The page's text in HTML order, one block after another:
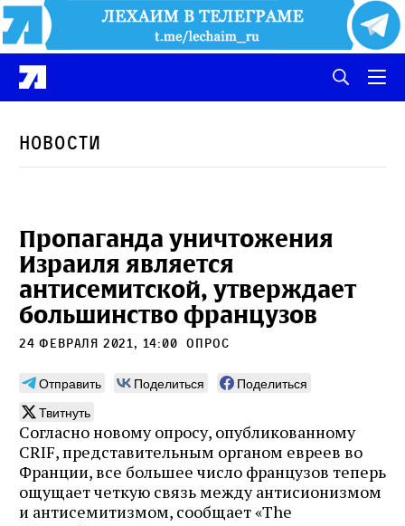
Новости
Пропаганда уничтожения
Израиля является
антисемитской, утверждает
большинство французов
24 февраля 2021, 14:00 опрос
Отправить Поделиться
Поделиться
Твитнуть
Согласно новому опросу, опубликованному
CRIF, представительным органом евреев во
Франции, все большее число французов теперь
ощущает четкую связь между антисионизмом
и антисемитизмом, сообщает «The